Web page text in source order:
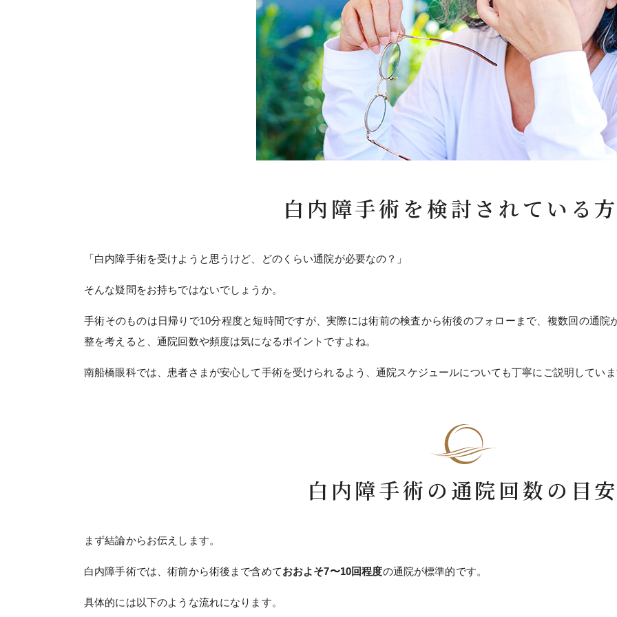
白内障手術を検討されている
「白内障手術を受けようと思うけど、どのくらい通院が必要なの？」
そんな疑問をお持ちではないでしょうか。
手術そのものは日帰りで10分程度と短時間ですが、実際には術前の検査から術後のフォローまで、複数回の通
整を考えると、通院回数や頻度は気になるポイントですよね。
南船橋眼科では、患者さまが安心して手術を受けられるよう、通院スケジュールについても丁寧にご説明してい
白内障手術の通院回数の目
まず結論からお伝えします。
白内障手術では、術前から術後まで含めておおよそ7〜10回程度の通院が標準的です。
具体的には以下のような流れになります。